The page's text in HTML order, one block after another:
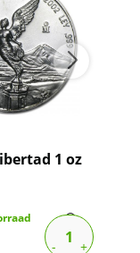
en
de
de
1 oz